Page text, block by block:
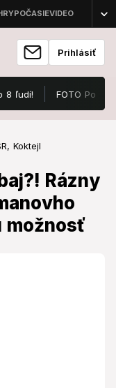
Prihlásiť
FOTO Pozrite, v
Koktejl
Rázny
možnosť
Rázny